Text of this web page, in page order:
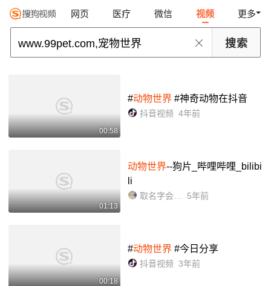
网页 医疗 微信 视频 更多
00:58
#动物世界 #神奇动物在抖音
抖音视频 4年前
01:13
动物世界--狗片_哔哩哔哩_bilibi
li
5年前
00:18
#动物世界 #今日分享
抖音视频 3年前